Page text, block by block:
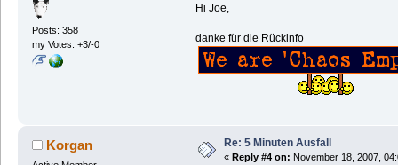
Posts: 358
my Votes: +3/-0
Hi Joe,
danke für die Rückinfo
Korgan Re: 5 Minuten Ausfall
« Reply #4 on: November 18, 2007,